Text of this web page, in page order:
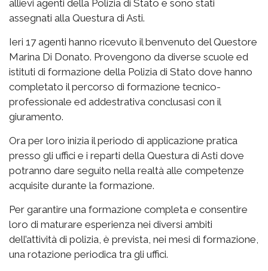
allievi agenti della Polizia di Stato e sono stati
assegnati alla Questura di Asti.
Ieri 17 agenti hanno ricevuto il benvenuto del Questore
Marina Di Donato. Provengono da diverse scuole ed
istituti di formazione della Polizia di Stato dove hanno
completato il percorso di formazione tecnico-
professionale ed addestrativa conclusasi con il
giuramento.
Ora per loro inizia il periodo di applicazione pratica
presso gli uffici e i reparti della Questura di Asti dove
potranno dare seguito nella realtà alle competenze
acquisite durante la formazione.
Per garantire una formazione completa e consentire
loro di maturare esperienza nei diversi ambiti
dell’attività di polizia, è prevista, nei mesi di formazione,
una rotazione periodica tra gli uffici.